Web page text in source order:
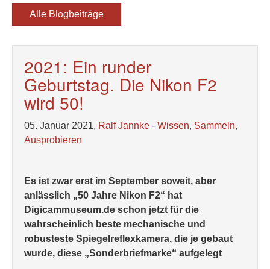
Alle Blogbeiträge
2021: Ein runder
Geburtstag. Die Nikon F2
wird 50!
05. Januar 2021, Ralf Jannke - Wissen, Sammeln,
Ausprobieren
Es ist zwar erst im September soweit, aber
anlässlich „50 Jahre Nikon F2“ hat
Digicammuseum.de schon jetzt für die
wahrscheinlich beste mechanische und
robusteste Spiegelreflexkamera, die je gebaut
wurde, diese „Sonderbriefmarke“ aufgelegt